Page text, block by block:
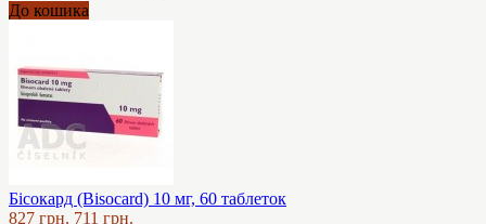
До кошика
Бісокард (Bisocard) 10 мг, 60 таблеток
827 грн. 711 грн.